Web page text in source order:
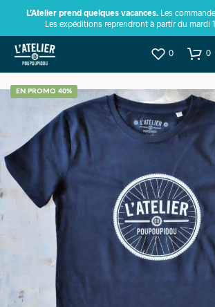
L’Atelier prend quelques vacances. Les
Les expéditions reprendront à partir du mardi
0 0
EN PROMO 40%